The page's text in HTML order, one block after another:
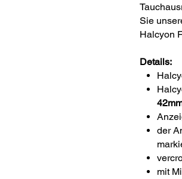
Sie
Halcyon
Details:
der
mit